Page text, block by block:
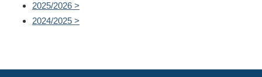
2025/2026 >
2024/2025 >